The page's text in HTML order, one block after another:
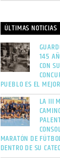
ÚLTIMAS NOTICIAS
145
CON
PUEBLO ES EL
LA III
MARATÓN DE
DENTRO DE SU